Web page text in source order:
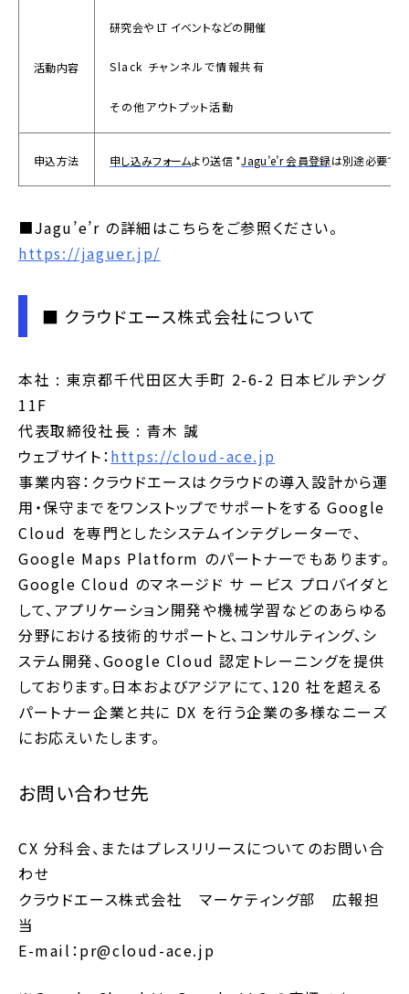
活動内容
研究会や LT イベントなどの開催
Slack チャンネルで情報共有
その他アウトプット活動
申込方法 申し込みフォームより送信 *Jagu’e’r 会員登録は別途必要です
■Jagu’e’r の詳細はこちらをご参照ください。
https://jaguer.jp/
■ クラウドエース株式会社について
本社 : 東京都千代田区大手町 2-6-2 日本ビルヂング
11F
代表取締役社長 : 青木 誠
ウェブサイト：https://cloud-ace.jp
事業内容：クラウドエースはクラウドの導入設計から運
用・保守までをワンストップでサポートをする Google
Cloud を専門としたシステムインテグレーターで、
Google Maps Platform のパートナーでもあります。
Google Cloud のマネージド サ ービス プロバイダと
して、アプリケーション開発や機械学習などのあらゆる
分野における技術的サポートと、コンサルティング、シ
ステム開発、Google Cloud 認定トレーニングを提供
しております。日本およびアジアにて、120 社を超える
パートナー企業と共に DX を行う企業の多様なニーズ
にお応えいたします。
お問い合わせ先
CX 分科会、またはプレスリリースについてのお問い合
わせ
クラウドエース株式会社 マーケティング部 広報担
当
E-mail：pr@cloud-ace.jp